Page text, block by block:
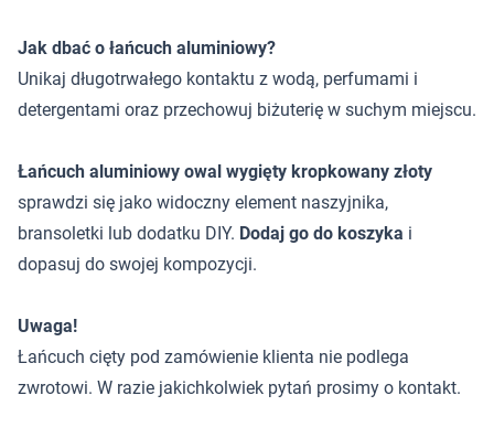
Jak dbać o łańcuch aluminiowy?
Unikaj długotrwałego kontaktu z wodą, perfumami i
detergentami oraz przechowuj biżuterię w suchym miejscu.
Łańcuch aluminiowy owal wygięty kropkowany złoty
sprawdzi się jako widoczny element naszyjnika,
bransoletki lub dodatku DIY. Dodaj go do koszyka i
dopasuj do swojej kompozycji.
Uwaga!
Łańcuch cięty pod zamówienie klienta nie podlega
zwrotowi. W razie jakichkolwiek pytań prosimy o kontakt.